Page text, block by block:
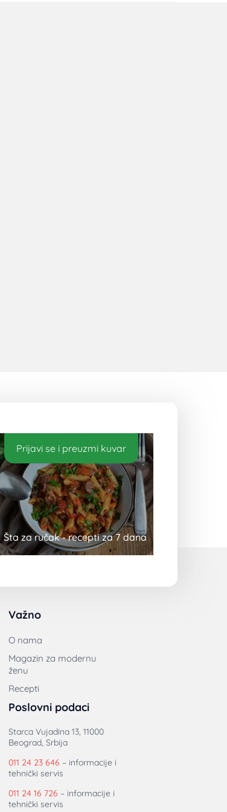
Prijavi se i preuzmi kuvar
Šta za ručak - recepti za 7 dana
Važno
O nama
Magazin za modernu
ženu
Recepti
Poslovni podaci
Starca Vujadina 13, 11000
Beograd, Srbija
011 24 23 646 – informacije i
tehnički servis
011 24 16 726 – informacije i
tehnički servis